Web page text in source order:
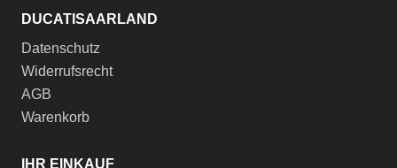
DUCATISAARLAND
Datenschutz
Widerrufsrecht
AGB
Warenkorb
IHR EINKAUF